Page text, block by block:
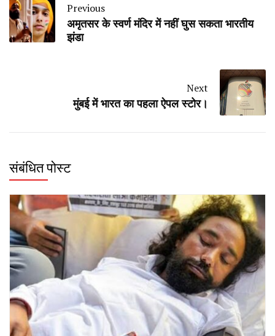
Previous
अमृतसर के स्वर्ण मंदिर में नहीं घुस सकता भारतीय
झंडा
Next
मुंबई में भारत का पहला ऐपल स्टोर।
संबंधित पोस्ट